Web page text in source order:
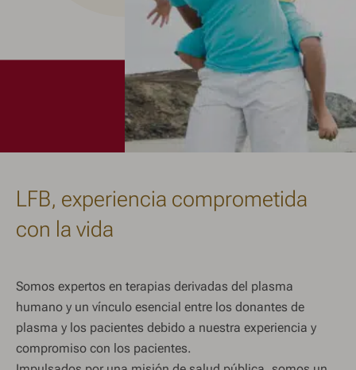
LFB, experiencia comprometida
con la vida
Somos expertos en terapias derivadas del plasma
humano y un vínculo esencial entre los donantes de
plasma y los pacientes debido a nuestra experiencia y
compromiso con los pacientes.